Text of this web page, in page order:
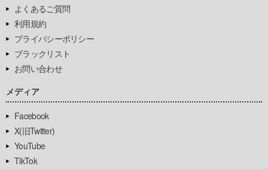
よくあるご質問
利用規約
プライバシーポリシー
ブラックリスト
お問い合わせ
メディア
Facebook
X(旧Twitter)
YouTube
TikTok